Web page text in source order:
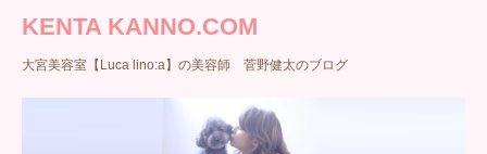
KENTA KANNO.COM
大宮美容室【Luca lino:a】の美容師 菅野健太のブログ